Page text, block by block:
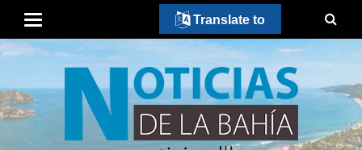
Translate to